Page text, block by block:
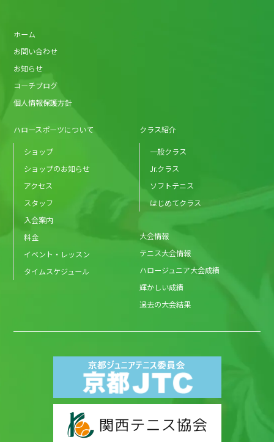
ホーム
お問い合わせ
お知らせ
コーチブログ
個人情報保護方針
ハロースポーツについて
ショップ
ショップのお知らせ
アクセス
スタッフ
入会案内
料金
イベント・レッスン
タイムスケジュール
クラス紹介
一般クラス
Jr.クラス
ソフトテニス
はじめてクラス
大会情報
テニス大会情報
ハロージュニア大会成績
輝かしい成績
過去の大会結果